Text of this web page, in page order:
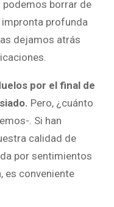
podemos borrar de
impronta profunda
dejamos atrás
por el final de
Pero, ¿cuánto
. Si han
calidad de
por sentimientos
es conveniente